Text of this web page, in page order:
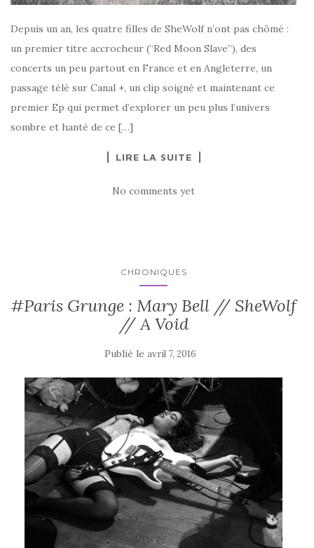
Depuis un an, les quatre filles de SheWolf n’ont pas chômé :
un premier titre accrocheur (“Red Moon Slave”), des
concerts un peu partout en France et en Angleterre, un
passage télé sur Canal +, un clip soigné et maintenant ce
premier Ep qui permet d’explorer un peu plus l’univers
sombre et hanté de ce […]
LIRE LA SUITE
No comments yet
CHRONIQUES
#Paris Grunge : Mary Bell // SheWolf
// A Void
Publié le avril 7, 2016